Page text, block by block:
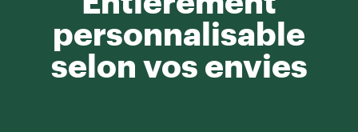
personnalisable
selon vos envies